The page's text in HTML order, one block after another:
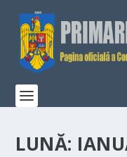
LUNĂ: